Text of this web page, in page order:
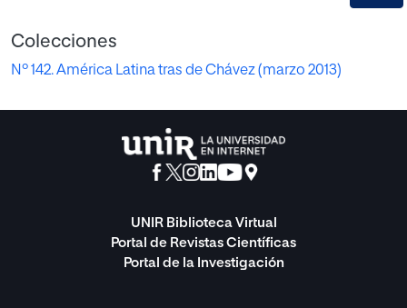
Colecciones
Nº 142. América Latina tras de Chávez (marzo 2013)
UNIR Biblioteca Virtual
Portal de Revistas Científicas
Portal de la Investigación